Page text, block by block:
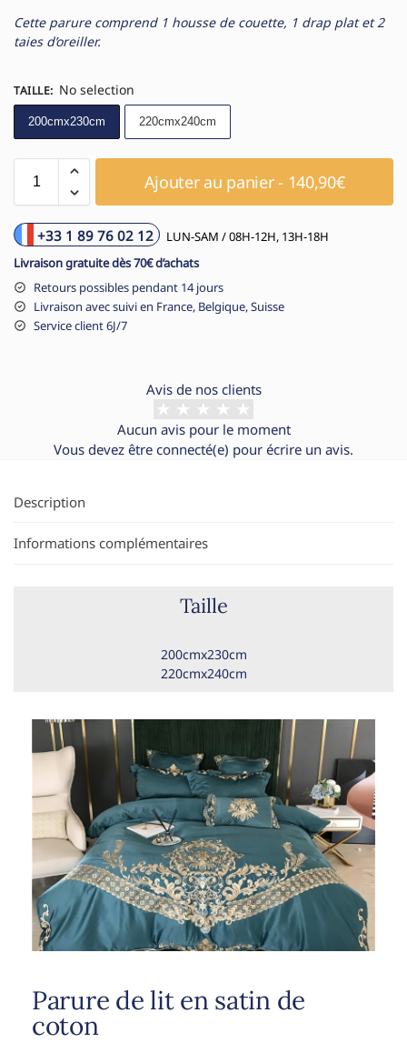
Cette parure comprend 1 housse de couette, 1 drap plat et 2
taies d’oreiller.
TAILLE: No selection
200cmx230cm 220cmx240cm
Ajouter au panier - 140,90€
+33 1 89 76 02 12
LUN-SAM / 08H-12H, 13H-18H
Livraison gratuite dès 70€ d’achats
Retours possibles pendant 14 jours
Livraison avec suivi en France, Belgique, Suisse
Service client 6J/7
Avis de nos clients
Aucun avis pour le moment
Vous devez être connecté(e) pour écrire un avis.
Description
Informations complémentaires
Taille
200cmx230cm
220cmx240cm
Parure de lit en satin de
coton